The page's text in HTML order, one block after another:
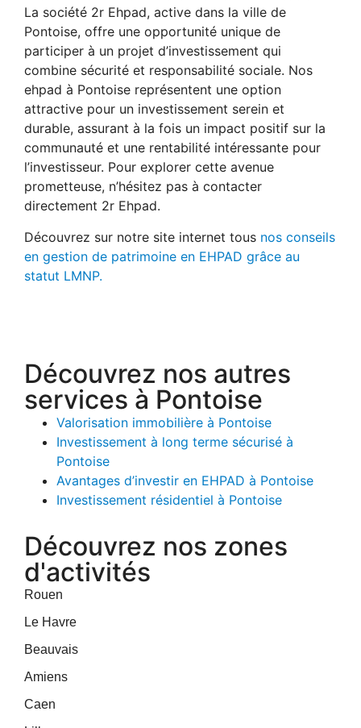
La société 2r Ehpad, active dans la ville de
Pontoise, offre une opportunité unique de
participer à un projet d’investissement qui
combine sécurité et responsabilité sociale. Nos
ehpad à Pontoise représentent une option
attractive pour un investissement serein et
durable, assurant à la fois un impact positif sur la
communauté et une rentabilité intéressante pour
l’investisseur. Pour explorer cette avenue
prometteuse, n’hésitez pas à contacter
directement 2r Ehpad.
Découvrez sur notre site internet tous nos conseils
en gestion de patrimoine en EHPAD grâce au
statut LMNP.
Découvrez nos autres
services à Pontoise
Valorisation immobilière à Pontoise
Investissement à long terme sécurisé à
Pontoise
Avantages d’investir en EHPAD à Pontoise
Investissement résidentiel à Pontoise
Découvrez nos zones
d'activités
Rouen
Le Havre
Beauvais
Amiens
Caen